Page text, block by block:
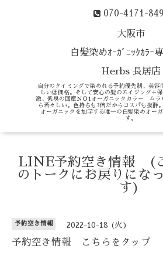
070-4171-
大阪市
白髪染めｵｰｶﾞﾆｯｸｶﾗｰ
Herbs 長居店
自分のタイミングで染めれる予約優先制、美容
しい低価格。そして安心の髪のエイジング＋
激、低臭の国産ＮＯ1オーガニックカラー ムラ
ら若々しい。色持ちも3倍だからコスパも抜群
オーガニックを加学する唯一の白髪染めオー
す。
LINE予約空き情報 (
のトークにお戻りにな
す)
予約空き情報 2022-10-18 (火)
予約空き情報 こちらをタップ